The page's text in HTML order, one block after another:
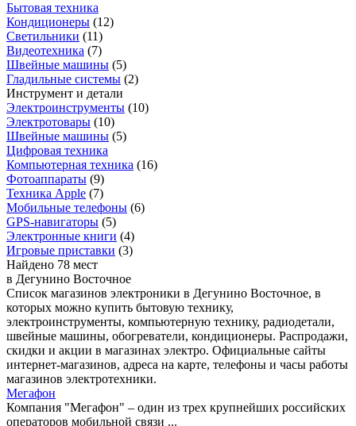
Бытовая техника
Кондиционеры (12)
Светильники (11)
Видеотехника (7)
Швейные машины (5)
Гладильные системы (2)
Инструмент и детали
Электроинструменты (10)
Электротовары (10)
Швейные машины (5)
Цифровая техника
Компьютерная техника (16)
Фотоаппараты (9)
Техника Apple (7)
Мобильные телефоны (6)
GPS-навигаторы (5)
Электронные книги (4)
Игровые приставки (3)
Найдено 78 мест
в Дегунино Восточное
Список магазинов электроники в Дегунино Восточное, в
которых можно купить бытовую технику,
электроинструменты, компьютерную технику, радиодетали,
швейные машины, обогреватели, кондиционеры. Распродажи,
скидки и акции в магазинах электро. Официальные сайты
интернет-магазинов, адреса на карте, телефоны и часы работы
магазинов электротехники.
Мегафон
Компания "Мегафон" – один из трех крупнейших российских
операторов мобильной связи ...